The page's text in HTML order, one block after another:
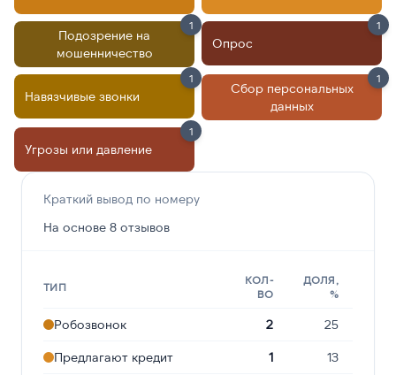
Подозрение на
мошенничество
1
Опрос
1
Навязчивые звонки
1
Сбор персональных
данных
1
Угрозы или давление
1
Краткий вывод по номеру
На основе 8 отзывов
ТИП
КОЛ-
ВО
ДОЛЯ,
%
Робозвонок 2 25
Предлагают кредит 1 13